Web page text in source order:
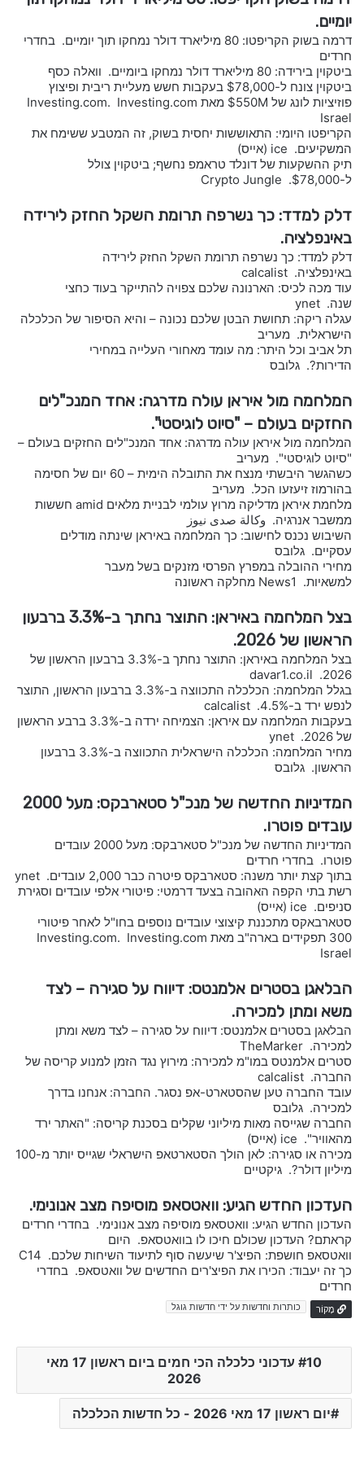
יומיים.
דרמה בשוק הקריפטו: 80 מיליארד דולר נמחקו תוך יומיים. בחדרי
חרדים
ביטקוין בירידה: 80 מיליארד דולר נמחקו ביומיים. וואלה כסף
ביטקוין צונח ל-$78,000 בעקבות חשש מעליית ריבית ופיצוץ
פוזיציות לונג של $550M מאת Investing.com. Investing.com
Israel
הקריפטו היומי: התאוששות יחסית בשוק, זה המטבע ששימח את
המשקיעים. ice (אייס)
תיק ההשקעות של דונלד טראמפ נחשף; ביטקוין צולל
ל-$78,000. Crypto Jungle
דלק למדד: כך נשרפה תרומת השקל החזק לירידה
באינפלציה.
דלק למדד: כך נשרפה תרומת השקל החזק לירידה
באינפלציה. calcalist
עוד מכה לכיס: הארנונה שלכם צפויה להתייקר בעוד כחצי
שנה. ynet
עגלה ריקה: תחושת הבטן שלכם נכונה – והיא הסיפור של הכלכלה
הישראלית. מעריב
תל אביב וכל היתר: מה עומד מאחורי העלייה במחירי
הדירות?. גלובס
המלחמה מול איראן עולה מדרגה: אחד המנכ"לים
החזקים בעולם – "סיוט לוגיסטי".
המלחמה מול איראן עולה מדרגה: אחד המנכ"לים החזקים בעולם –
"סיוט לוגיסטי". מעריב
כשהגשר היבשתי מנצח את התובלה הימית – 60 יום של חסימה
בהורמוז זיעזעו הכל. מעריב
מלחמת איראן מדליקה מרוץ עולמי לבניית מלאים amid חששות
ממשבר אנרגיה. وكالة صدى نيوز
השיבוש נכנס לחישוב: כך המלחמה באיראן שינתה מודלים
עסקיים. גלובס
מחירי ההובלה במפרץ הפרסי מזנקים בשל מעבר
למשאיות. News1 מחלקה ראשונה
בצל המלחמה באיראן: התוצר נחתך ב-3.3% ברבעון
הראשון של 2026.
בצל המלחמה באיראן: התוצר נחתך ב-3.3% ברבעון הראשון של
2026. davar1.co.il
בגלל המלחמה: הכלכלה התכווצה ב-3.3% ברבעון הראשון, התוצר
לנפש ירד ב-4.5%. calcalist
בעקבות המלחמה עם איראן: הצמיחה ירדה ב-3.3% ברבע הראשון
של 2026. ynet
מחיר המלחמה: הכלכלה הישראלית התכווצה ב-3.3% ברבעון
הראשון. גלובס
המדיניות החדשה של מנכ"ל סטארבקס: מעל 2000
עובדים פוטרו.
המדיניות החדשה של מנכ"ל סטארבקס: מעל 2000 עובדים
פוטרו. בחדרי חרדים
בתוך קצת יותר משנה: סטארבקס פיטרה כבר 2,000 עובדים. ynet
רשת בתי הקפה האהובה בצעד דרמטי: פיטורי אלפי עובדים וסגירת
סניפים. ice (אייס)
סטארבאקס מתכננת קיצוצי עובדים נוספים בחו"ל לאחר פיטורי
300 תפקידים בארה"ב מאת Investing.com. Investing.com
Israel
הבלאגן בסטרים אלמנטס: דיווח על סגירה – לצד
משא ומתן למכירה.
הבלאגן בסטרים אלמנטס: דיווח על סגירה – לצד משא ומתן
למכירה. TheMarker
סטרים אלמנטס במו"מ למכירה: מירוץ נגד הזמן למנוע קריסה של
החברה. calcalist
עובד החברה טען שהסטארט-אפ נסגר. החברה: אנחנו בדרך
למכירה. גלובס
החברה שגייסה מאות מיליוני שקלים בסכנת קריסה: "האתר ירד
מהאוויר". ice (אייס)
מכירה או סגירה: לאן הולך הסטארטאפ הישראלי שגייס יותר מ-100
מיליון דולר?. גיקטיים
העדכון החדש הגיע: וואטסאפ מוסיפה מצב אנונימי.
העדכון החדש הגיע: וואטסאפ מוסיפה מצב אנונימי. בחדרי חרדים
קראתם? העדכון שכולם חיכו לו בוואטסאפ. היום
וואטסאפ חושפת: הפיצ'ר שיעשה סוף לתיעוד השיחות שלכם. C14
כך זה יעבוד: הכירו את הפיצ'רים החדשים של וואטסאפ. בחדרי
חרדים
מָקוֹר כותרות וחדשות על ידי חדשות גוגל
10 עדכוני כלכלה הכי חמים ביום ראשון 17 מאי
2026
יום ראשון 17 מאי 2026 - כל חדשות הכלכלה